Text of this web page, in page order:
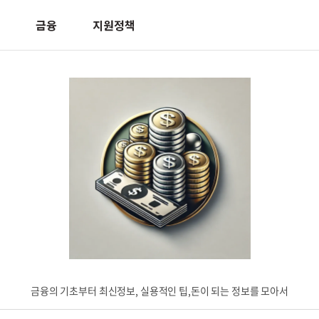
금융 지원정책
금융의 기초부터 최신정보, 실용적인 팁,돈이 되는 정보를 모아서